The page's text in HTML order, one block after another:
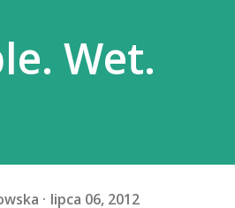
Wet.
lipca 06, 2012